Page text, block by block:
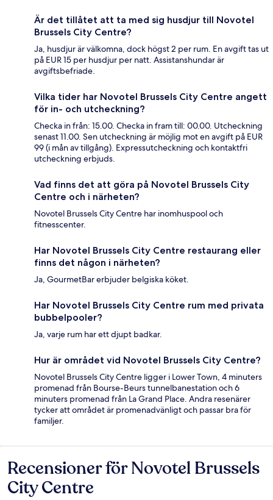
Är det tillåtet att ta med sig husdjur till Novotel
Brussels City Centre?
Ja, husdjur är välkomna, dock högst 2 per rum. En avgift tas ut
på EUR 15 per husdjur per natt. Assistanshundar är
avgiftsbefriade.
Vilka tider har Novotel Brussels City Centre angett
för in- och utcheckning?
Checka in från: 15.00. Checka in fram till: 00.00. Utcheckning
senast 11.00. Sen utcheckning är möjlig mot en avgift på EUR
99 (i mån av tillgång). Expressutcheckning och kontaktfri
utcheckning erbjuds.
Vad finns det att göra på Novotel Brussels City
Centre och i närheten?
Novotel Brussels City Centre har inomhuspool och
fitnesscenter.
Har Novotel Brussels City Centre restaurang eller
finns det någon i närheten?
Ja, GourmetBar erbjuder belgiska köket.
Har Novotel Brussels City Centre rum med privata
bubbelpooler?
Ja, varje rum har ett djupt badkar.
Hur är området vid Novotel Brussels City Centre?
Novotel Brussels City Centre ligger i Lower Town, 4 minuters
promenad från Bourse-Beurs tunnelbanestation och 6
minuters promenad från La Grand Place. Andra resenärer
tycker att området är promenadvänligt och passar bra för
familjer.
Recensioner
Recensioner för Novotel Brussels
City Centre